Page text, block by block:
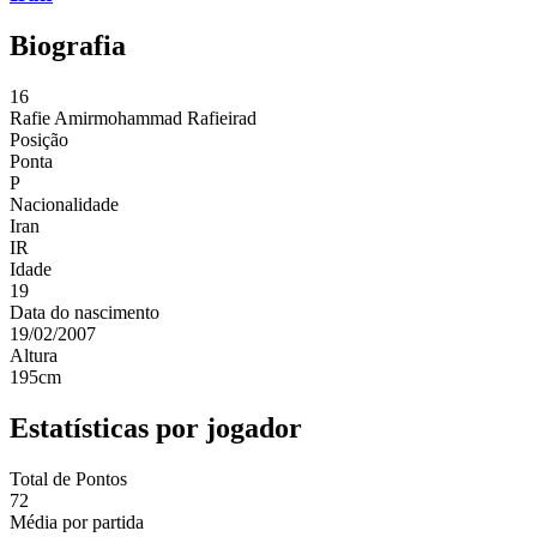
Biografia
16
Rafie Amirmohammad Rafieirad
Posição
Ponta
P
Nacionalidade
Iran
IR
Idade
19
Data do nascimento
19/02/2007
Altura
195cm
Estatísticas por jogador
Total de Pontos
72
Média por partida